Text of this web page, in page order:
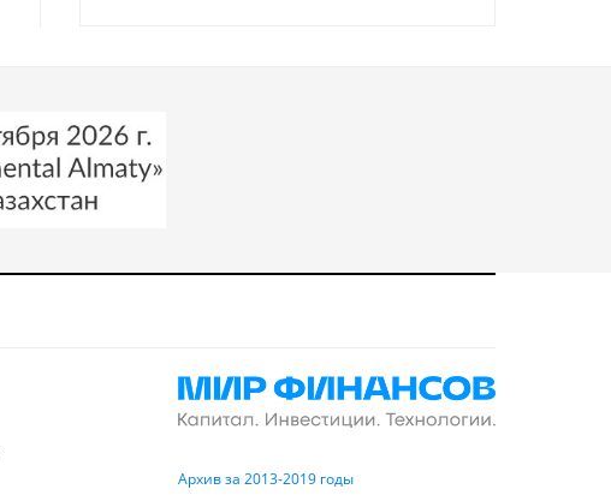
Архив за 2013-2019 годы